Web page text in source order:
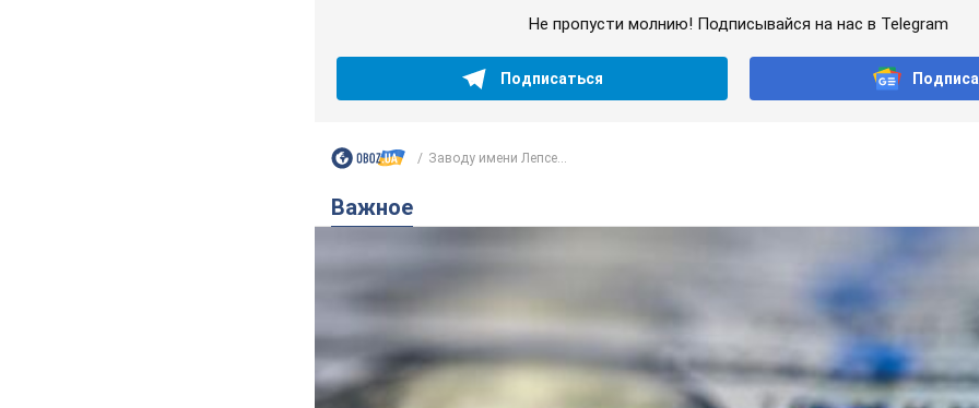
Не пропусти молнию! Подписывайся на нас в Telegram
Подписаться
Заводу имени Лепсе...
Важное